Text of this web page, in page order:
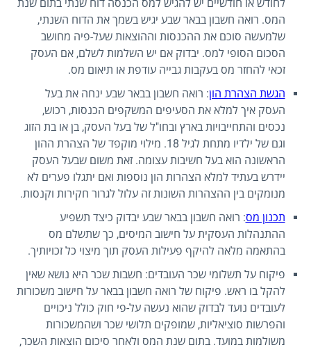
לחודש או חודשיים יש להגיש למס הכנסה דוח שנתי בתום שנת
המס. רואה חשבון בבאר שבע יגיש בשמך את הדוח השנתי,
שלמעשה סוכם את ההכנסות וההוצאות שעל-פיה מחושב
הסכום הסופי למס. יבדוק אם יש השלמות לשלם, אם העסק
זכאי להחזר מס בעקבות גבייה עודפת או תיאום מס.
הגשת הצהרת הון: רואה חשבון בבאר שבע ינחה את בעל
העסק איך למלא את הסעיפים המשקפים הכנסות, רכוש,
נכסים והתחייבויות בארץ ובחו"ל של בעל העסק, בן או בת הזוג
וגם של ילדיו מתחת לגיל 18. מילוי מוקפד של הצהרת ההון
הראשונה הוא בעל חשיבות עצומה. זאת משום שבעל העסק
יידרש בעתיד למלא הצהרות הון נוספות ואם יתגלו פערים לא
מנומקים בין ההצהרות השונות זה עלול לגרור חקירות וקנסות.
תכנון מס: רואה חשבון בבאר שבע יבדוק כיצד תשפיע
ההתנהלות העסקית על חישוב המיסים, כך שתשלם מס
בהתאמה מלאה להיקף פעילות העסק תוך מיצוי כל זכויותיך.
פיקוח על תשלומי שכר העובדים: חשבות שכר היא נושא שאין
להקל בו ראש. פיקוח של רואה חשבון בבאר על חישוב משכורות
לעובדים נועד לבדוק שהוא נעשה על-פי חוק כולל ניכויים
והפרשות סוציאליות, שמופקים תלושי שכר ושהמשכורות
משולמות במועד. בתום שנת המס ולאחר סיכום הוצאות השכר,